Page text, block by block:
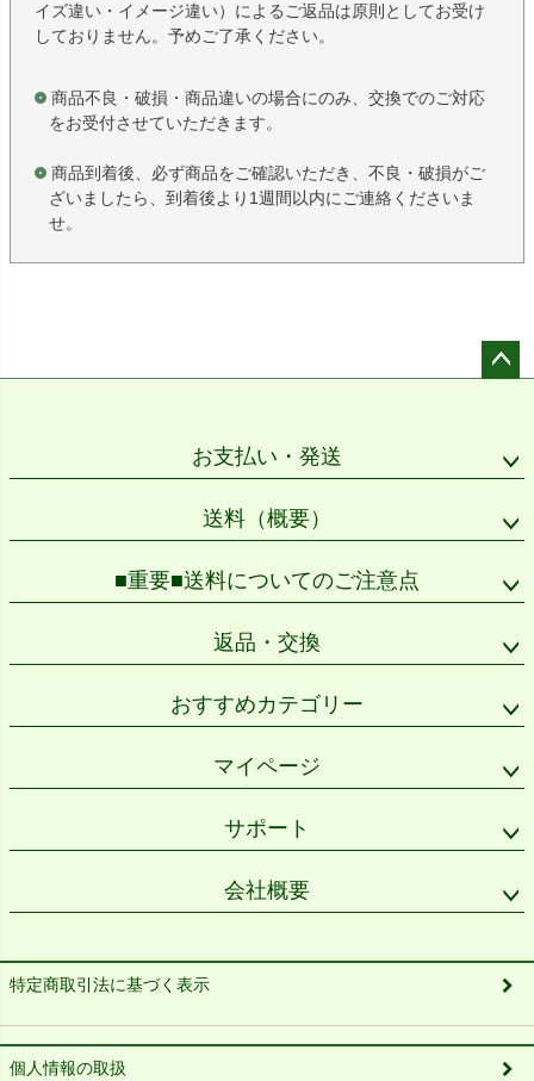
イズ違い・イメージ違い）によるご返品は原則としてお受け
しておりません。予めご了承ください。
商品不良・破損・商品違いの場合にのみ、交換でのご対応
をお受付させていただきます。
商品到着後、必ず商品をご確認いただき、不良・破損がご
ざいましたら、到着後より1週間以内にご連絡くださいま
せ。
お支払い・発送
送料（概要）
■重要■送料についてのご注意点
返品・交換
おすすめカテゴリー
マイページ
サポート
会社概要
特定商取引法に基づく表示
個人情報の取扱